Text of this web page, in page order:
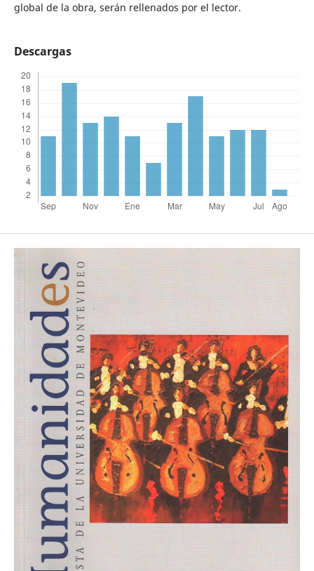
global de la obra, serán rellenados por el lector.
Descargas